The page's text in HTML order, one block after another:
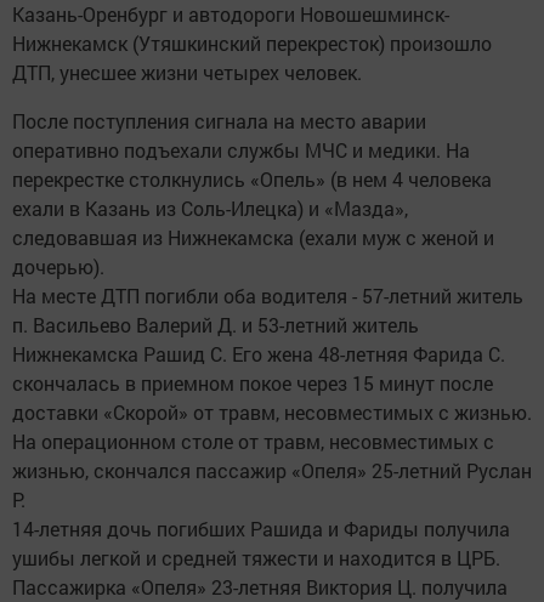
Казань-Оренбург и автодороги Новошешминск-
Нижнекамск (Утяшкинский перекресток) произошло
ДТП, унесшее жизни четырех человек.
После поступления сигнала на место аварии
оперативно подъехали службы МЧС и медики. На
перекрестке столкнулись «Опель» (в нем 4 человека
ехали в Казань из Соль-Илецка) и «Мазда»,
следовавшая из Нижнекамска (ехали муж с женой и
дочерью).
На месте ДТП погибли оба водителя - 57-летний житель
п. Васильево Валерий Д. и 53-летний житель
Нижнекамска Рашид С. Его жена 48-летняя Фарида С.
скончалась в приемном покое через 15 минут после
доставки «Скорой» от травм, несовместимых с жизнью.
На операционном столе от травм, несовместимых с
жизнью, скончался пассажир «Опеля» 25-летний Руслан
Р.
14-летняя дочь погибших Рашида и Фариды получила
ушибы легкой и средней тяжести и находится в ЦРБ.
Пассажирка «Опеля» 23-летняя Виктория Ц. получила